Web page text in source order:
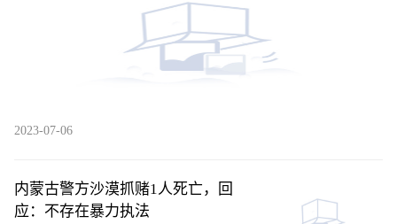
2023-07-06
内蒙古警方沙漠抓赌1人死亡，回
应：不存在暴力执法